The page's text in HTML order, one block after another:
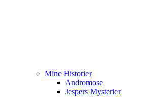
Mine Historier
Andromose
Jespers Mysterier